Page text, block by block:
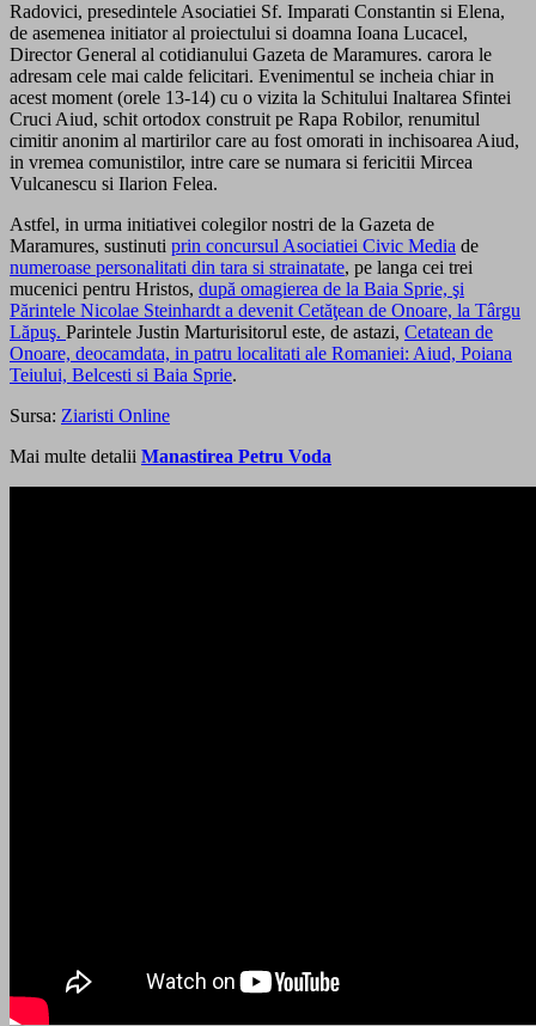
Radovici, presedintele Asociatiei Sf. Imparati Constantin si Elena,
de asemenea initiator al proiectului si doamna Ioana Lucacel,
Director General al cotidianului Gazeta de Maramures. carora le
adresam cele mai calde felicitari. Evenimentul se incheia chiar in
acest moment (orele 13-14) cu o vizita la Schitului Inaltarea Sfintei
Cruci Aiud, schit ortodox construit pe Rapa Robilor, renumitul
cimitir anonim al martirilor care au fost omorati in inchisoarea Aiud,
in vremea comunistilor, intre care se numara si fericitii Mircea
Vulcanescu si Ilarion Felea.
Astfel, in urma initiativei colegilor nostri de la Gazeta de
Maramures, sustinuti prin concursul Asociatiei Civic Media de
numeroase personalitati din tara si strainatate, pe langa cei trei
mucenici pentru Hristos, după omagierea de la Baia Sprie, şi
Părintele Nicolae Steinhardt a devenit Cetăţean de Onoare, la Târgu
Lăpuş. Parintele Justin Marturisitorul este, de astazi, Cetatean de
Onoare, deocamdata, in patru localitati ale Romaniei: Aiud, Poiana
Teiului, Belcesti si Baia Sprie.
Sursa: Ziaristi Online
Mai multe detalii Manastirea Petru Voda